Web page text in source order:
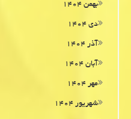
بهمن ۱۴۰۴
دی ۱۴۰۴
آذر ۱۴۰۴
آبان ۱۴۰۴
مهر ۱۴۰۴
شهریور ۱۴۰۴